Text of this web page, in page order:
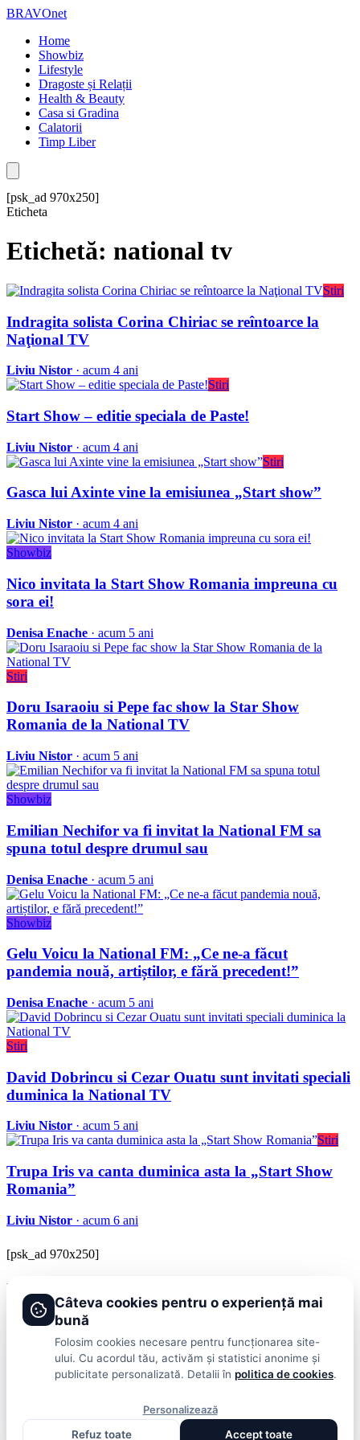
BRAVOnet
Home
Showbiz
Lifestyle
Dragoste și Relații
Health & Beauty
Casa si Gradina
Calatorii
Timp Liber
[psk_ad 970x250]
Eticheta
Etichetă: national tv
Stiri
Indragita solista Corina Chiriac se reîntoarce la
Naţional TV
Liviu Nistor · acum 4 ani
Stiri
Start Show – editie speciala de Paste!
Liviu Nistor · acum 4 ani
Stiri
Gasca lui Axinte vine la emisiunea „Start show”
Liviu Nistor · acum 4 ani
Showbiz
Nico invitata la Start Show Romania impreuna cu
sora ei!
Denisa Enache · acum 5 ani
Stiri
Doru Isaraoiu si Pepe fac show la Star Show
Romania de la National TV
Liviu Nistor · acum 5 ani
Showbiz
Emilian Nechifor va fi invitat la National FM sa
spuna totul despre drumul sau
Denisa Enache · acum 5 ani
Showbiz
Gelu Voicu la National FM: „Ce ne-a făcut
pandemia nouă, artiștilor, e fără precedent!”
Denisa Enache · acum 5 ani
Stiri
David Dobrincu si Cezar Ouatu sunt invitati speciali
duminica la National TV
Liviu Nistor · acum 5 ani
Stiri
Trupa Iris va canta duminica asta la „Start Show
Romania”
Liviu Nistor · acum 6 ani
[psk_ad 970x250]
BRAVOnet
Showbiz, vedete si tot ce misca in lumea mondena
ShowbizPublicitateLifestyleHealth & BeautyCasa si Gradina
Publicitate Politica De ConfidentialitateHomeTermeni și
Câteva cookies pentru o experiență mai
bună
Folosim cookies necesare pentru funcționarea site-
ului. Cu acordul tău, activăm și statistici anonime și
publicitate personalizată. Detalii în politica de cookies.
Personalizează
Refuz toate
Accept toate